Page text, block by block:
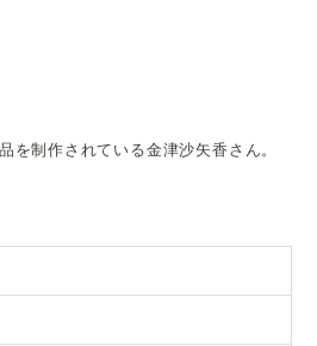
を制作されている金津沙矢香さん。